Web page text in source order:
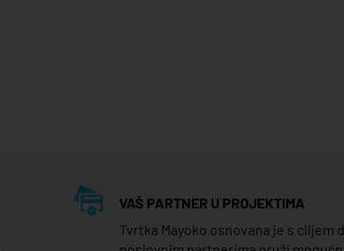
VAŠ PARTNER U PROJEKTIMA
Tvrtka Mayoko osnovana je s